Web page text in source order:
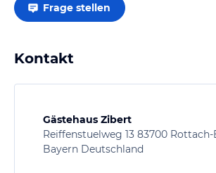
Frage stellen
Kontakt
Gästehaus Zibert
Reiffenstuelweg 13 83700
Bayern Deutschland